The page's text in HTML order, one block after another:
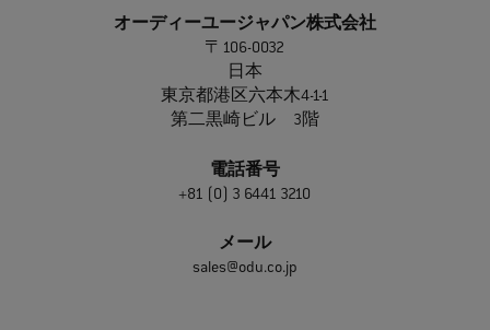
オーディーユージャパン株式会社
〒106-0032
日本
東京都港区六本木4-1-1
第二黒崎ビル 3階
電話番号
+81 (0) 3 6441 3210
メール
sales@odu.co.jp